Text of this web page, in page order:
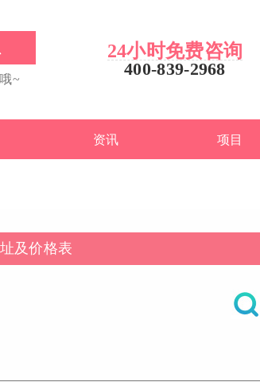
~
24小时免费咨询
400-839-2968
资讯 项目
及价格表